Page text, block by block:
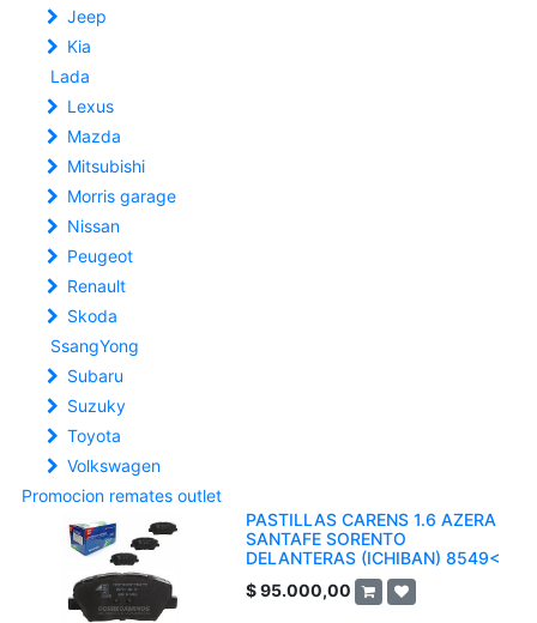
Jeep
Kia
Lada
Lexus
Mazda
Mitsubishi
Morris garage
Nissan
Peugeot
Renault
Skoda
SsangYong
Subaru
Suzuky
Toyota
Volkswagen
Promocion remates outlet
PASTILLAS CARENS 1.6 AZERA
SANTAFE SORENTO
DELANTERAS (ICHIBAN) 8549<
$95.000,00